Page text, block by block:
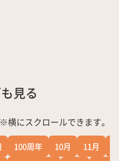
見る
※横にスクロールできます。
100周年 10月 11月